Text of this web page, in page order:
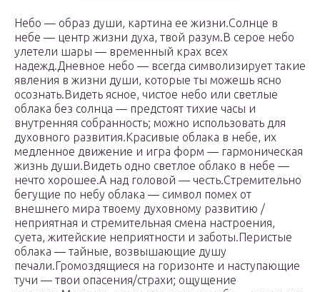
Небо — образ души, картина ее жизни.Солнце в
небе — центр жизни духа, твой разум.В серое небо
улетели шары — временный крах всех
надежд.Дневное небо — всегда символизирует такие
явления в жизни души, которые ты можешь ясно
осознать.Видеть ясное, чистое небо или светлые
облака без солнца — предстоят тихие часы и
внутренняя собранность; можно использовать для
духовного развития.Красивые облака в небе, их
медленное движение и игра форм — гармоническая
жизнь души.Видеть одно светлое облако в небе —
нечто хорошее.А над головой — честь.Стремительно
бегущие по небу облака — символ помех от
внешнего мира твоему духовному развитию /
неприятная и стремительная смена настроения,
суета, житейские неприятности и заботы.Перистые
облака — тайные, возвышающие душу
печали.Громоздящиеся на горизонте и наступающие
тучи — твои опасения/страхи; ощущение